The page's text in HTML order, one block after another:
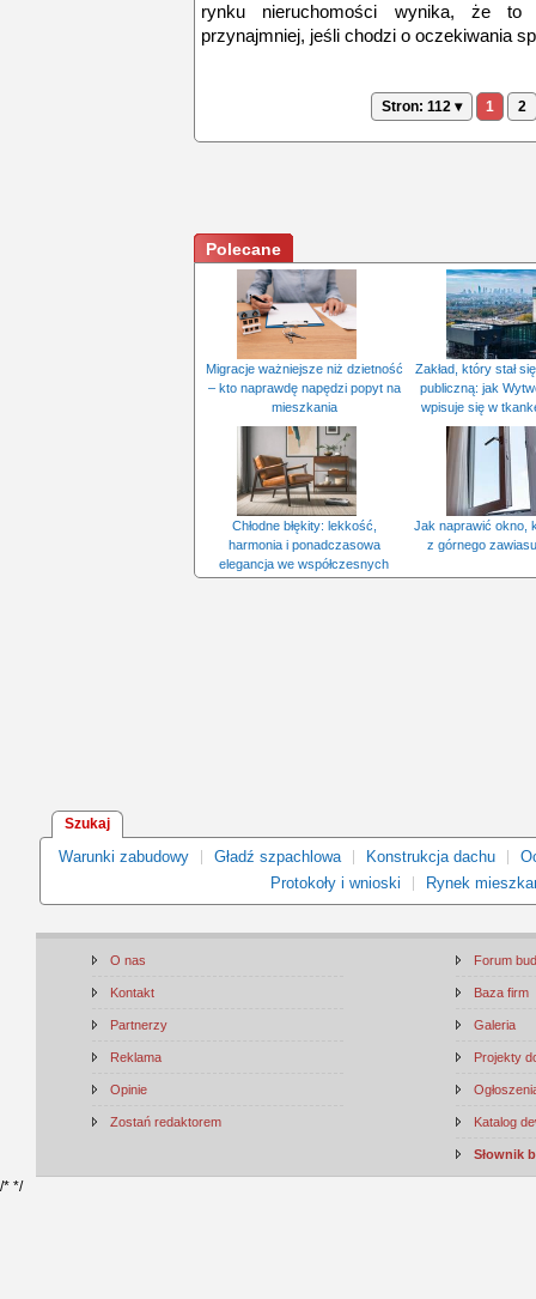
rynku nieruchomości wynika, że to
przynajmniej, jeśli chodzi o oczekiwania
Stron: 112 ▾ 1 2
Polecane
Migracje ważniejsze niż dzietność
– kto naprawdę napędzi popyt na
mieszkania
Zakład, który stał
publiczną: jak
wpisuje się w
Chłodne błękity: lekkość,
harmonia i ponadczasowa
elegancja we współczesnych
Jak naprawić okno,
z górnego
Szukaj
Warunki zabudowy Gładź szpachlowa Konstrukcja dachu
Protokoły i wnioski
Rynek
O nas
Kontakt
Partnerzy
Reklama
Opinie
Zostań redaktorem
Forum
Baza firm
Galeria
Projekty
Katalog
Słownik
/* */